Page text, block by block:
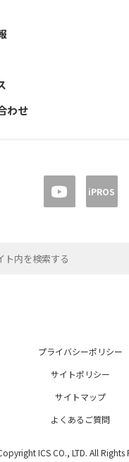
わせ
iPROS
プライバシーポリシー
サイトポリシー
サイトマップ
よくあるご質問
ICS CO., LTD. All Rights